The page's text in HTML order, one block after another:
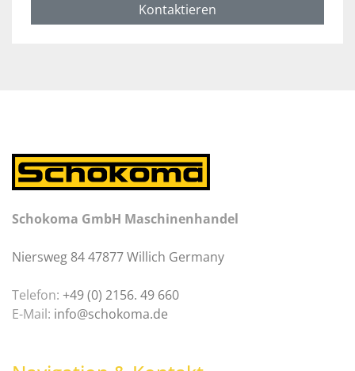
Kontaktieren
Schokoma GmbH Maschinenhandel
Niersweg 84 47877 Willich Germany
Telefon: +49 (0) 2156. 49 660
E-Mail: info@schokoma.de